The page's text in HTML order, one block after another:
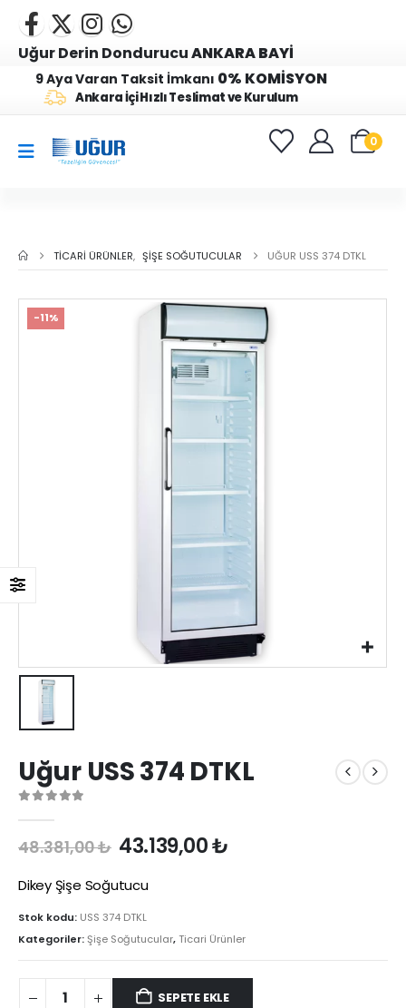
Uğur Derin DondurucuANKARA BAYİ
9 Aya Varan Taksit İmkanı 0% KOMİSYON
Ankara İçi Hızlı Teslimat ve Kurulum
0
TICARI ÜRÜNLER, ŞIŞE SOĞUTUCULAR UĞUR USS 374 DTKL
-11%
Uğur USS 374 DTKL
48.381,00₺ Orijinal
48.381,00 ₺.
43.139,00₺
Dikey Şişe Soğutucu
Stok kodu: USS 374 DTKL
Kategoriler:Şişe Soğutucular,Ticari Ürünler
SEPETE EKLE